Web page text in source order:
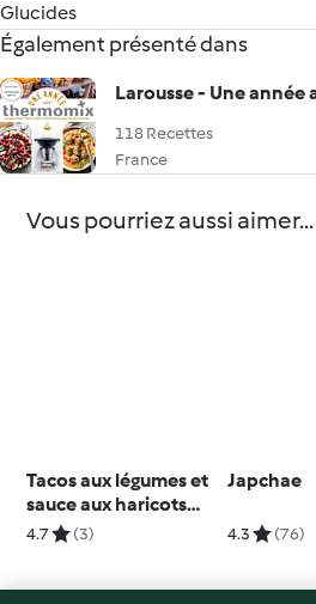
Glucides
Également présenté dans
118 Recettes
France
Vous pourriez aussi aimer...
Tacos aux légumes et
sauce aux haricots
rouges
4.7 (3)
Japchae
4.3 (76)